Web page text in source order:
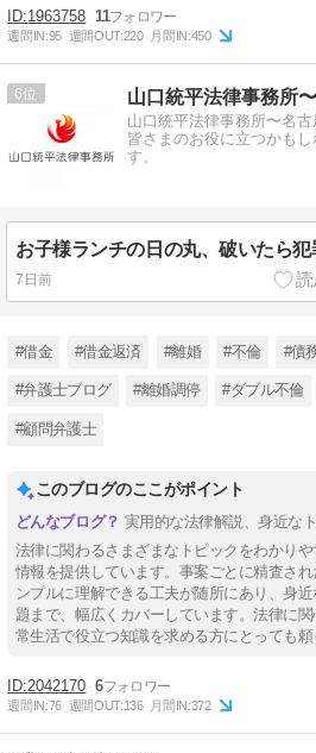
1963758 11
週間IN:95 週間OUT:220 月間IN:450
6
山口統平法律事務所〜名古
皆さまのお役に立つかも
す。
7日前
#借金 #借金返済 #離婚 #不倫 #債
#弁護士ブログ #離婚調停 #ダブル不倫
#顧問弁護士
このブログのここがポイント
実用的な法律解説、身近な
法律に関わるさまざまなトピックをわかり
情報を提供しています。事案ごとに精査さ
ンプルに理解できる工夫が随所にあり、身
題まで、幅広くカバーしています。法律に
常生活で役立つ知識を求める方にとっても頼
2042170 6
週間IN:76 週間OUT:136 月間IN:372